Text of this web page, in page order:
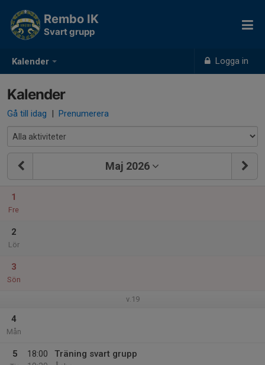
Kalender Logga in
Rembo IK
Svart grupp
Kalender
Gå till idag | Prenumerera
Maj 2026
1
Fre
2
Lör
3
Sön
v.19
4
Mån
5
18:00
Träning svart grupp